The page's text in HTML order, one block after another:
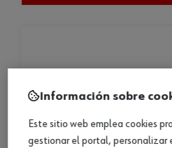
Información sobre
Este sitio web emplea cookies
gestionar el portal, personalizar